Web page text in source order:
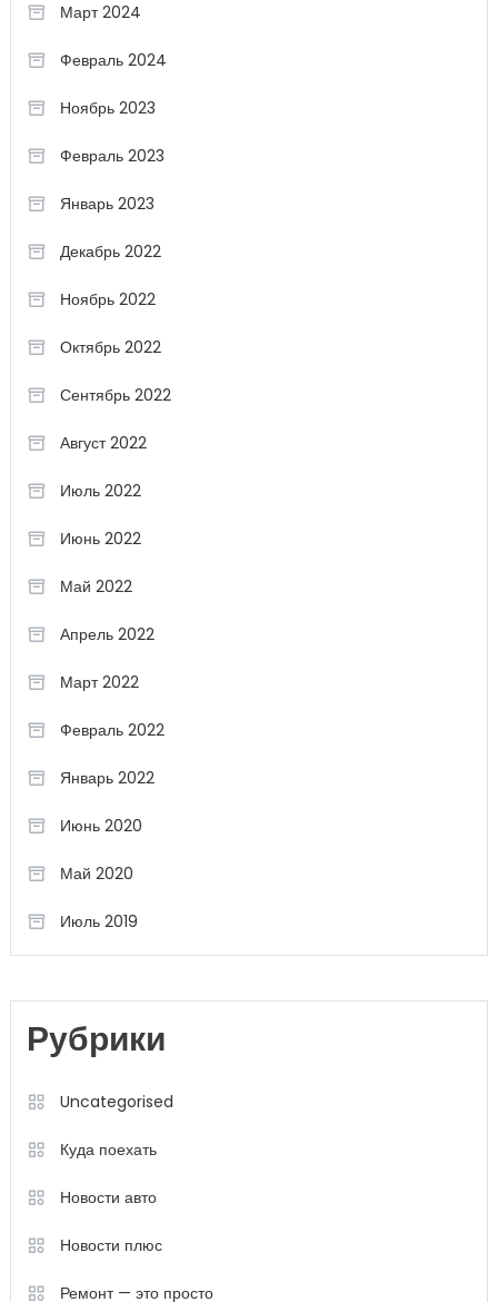
Март 2024
Февраль 2024
Ноябрь 2023
Февраль 2023
Январь 2023
Декабрь 2022
Ноябрь 2022
Октябрь 2022
Сентябрь 2022
Август 2022
Июль 2022
Июнь 2022
Май 2022
Апрель 2022
Март 2022
Февраль 2022
Январь 2022
Июнь 2020
Май 2020
Июль 2019
Рубрики
Uncategorised
Куда поехать
Новости авто
Новости плюс
Ремонт — это просто